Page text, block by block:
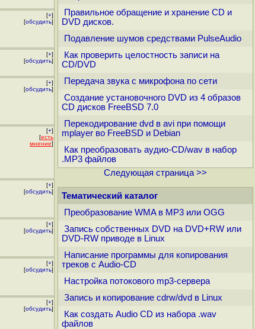
[+]
[обсудить]
[+]
[обсудить]
[+]
[обсудить]
[+]
[есть
мнение]
[+]
[обсудить]
[+]
[обсудить]
[+]
[обсудить]
[+]
[обсудить]
Правильное обращение и хранение CD и
DVD дисков.
Подавление шумов средствами PulseAudio
Как проверить целостность записи на
CD/DVD
Передача звука с микрофона по сети
Создание установочного DVD из 4 образов
CD дисков FreeBSD 7.0
Перекодирование dvd в avi при помощи
mplayer во FreeBSD и Debian
Как преобразовать аудио-CD/wav в набор
.MP3 файлов
Следующая страница >>
Тематический каталог
Преобразование WMA в MP3 или OGG
Запись собственных DVD на DVD+RW или
DVD-RW приводе в Linux
Написание программы для копирования
треков с Audio-CD
Настройка потокового mp3-сервера
Запись и копирование cdrw/dvd в Linux
Как создать Audio CD из набора .wav
файлов